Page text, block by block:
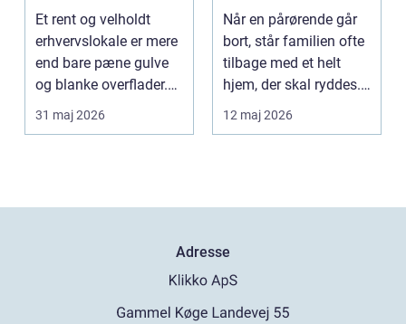
mere tid og bedre
arbejdsmiljø
Et rent og velholdt
erhvervslokale er mere
end bare pæne gulve
og blanke overflader.
Rengøringen påv...
31 maj 2026
effektiv proces
Når en pårørende går
bort, står familien ofte
tilbage med et helt
hjem, der skal ryddes.
Møbler, per...
12 maj 2026
Adresse